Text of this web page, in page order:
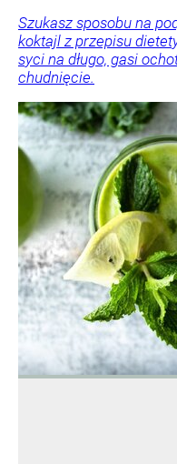
Szukasz sposobu na
koktajl z przepisu
syci na długo, gasi
chudnięcie.